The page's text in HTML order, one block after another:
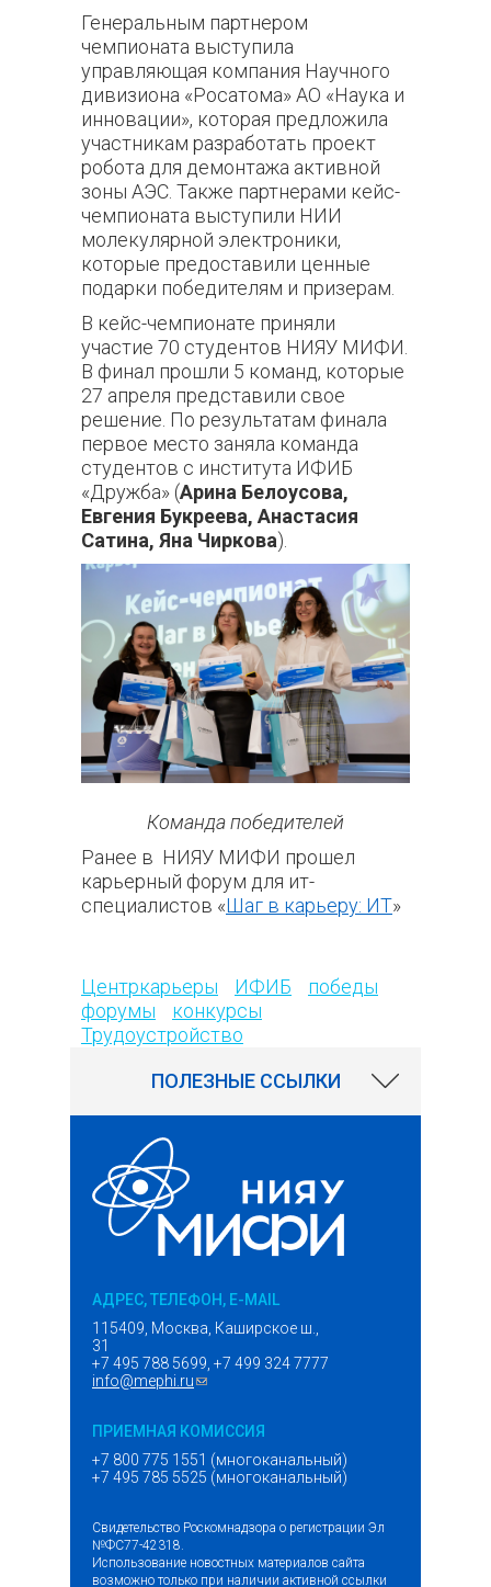
Генеральным партнером
чемпионата выступила
управляющая компания Научного
дивизиона «Росатома» АО «Наука и
инновации», которая предложила
участникам разработать проект
робота для демонтажа активной
зоны АЭС. Также партнерами кейс-
чемпионата выступили НИИ
молекулярной электроники,
которые предоставили ценные
подарки победителям и призерам.
В кейс-чемпионате приняли
участие 70 студентов НИЯУ МИФИ.
В финал прошли 5 команд, которые
27 апреля представили свое
решение. По результатам финала
первое место заняла команда
студентов с института ИФИБ
«Дружба» (Арина Белоусова,
Евгения Букреева, Анастасия
Сатина, Яна Чиркова).
Команда победителей
Ранее в НИЯУ МИФИ прошел
карьерный форум для ит-
специалистов «Шаг в карьеру: ИТ»
Центркарьеры ИФИБ
победы
форумы
конкурсы
Трудоустройство
ПОЛЕЗНЫЕ ССЫЛКИ
АДРЕС, ТЕЛЕФОН, E-MAIL
115409, Москва, Каширское ш.,
31
+7 495 788 5699, +7 499 324 7777
info@mephi.ru(ссылка для отправки email)
ПРИЕМНАЯ КОМИССИЯ
+7 800 775 1551 (многоканальный)
+7 495 785 5525 (многоканальный)
Свидетельство Роскомнадзора о регистрации Эл
№ФС77-42318.
Использование новостных материалов сайта
возможно только при наличии активной ссылки